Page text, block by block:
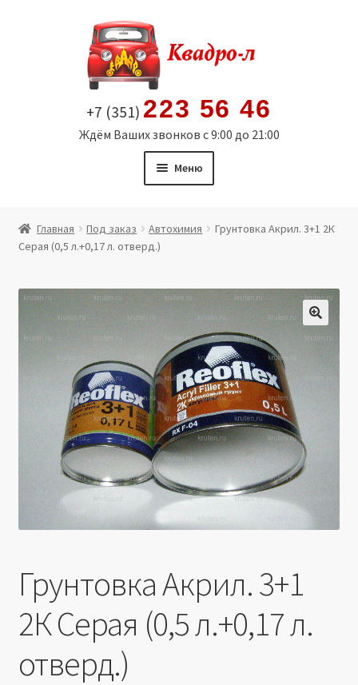
содержимому
+7 (351) 223 56 46
Ждём Ваших звонков с 9:00 до 21:00
Меню
Витрина
Мой аккаунт
Политика в отношении обработки персональных
данных
Производители
Юридические данные
Главная Под заказ Автохимия
Грунтовка Акрил. 3+1 2К
Серая (0,5 л.+0,17 л. отверд.)
🔍
Грунтовка Акрил. 3+1
2К Серая (0,5 л.+0,17 л.
отверд.)